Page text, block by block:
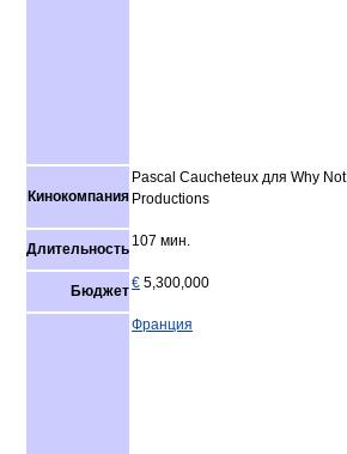
Кинокомпания
Pascal Caucheteux для Why Not
Productions
Длительность 107 мин.
Бюджет€ 5,300,000
Франция